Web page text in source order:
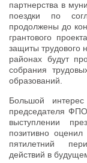
партнерства в
поездки по
продолжены до
грантового
защиты трудового
районах будут
собрания
образований.
Большой
председателя
выступлении
позитивно
пятилетний
действий в